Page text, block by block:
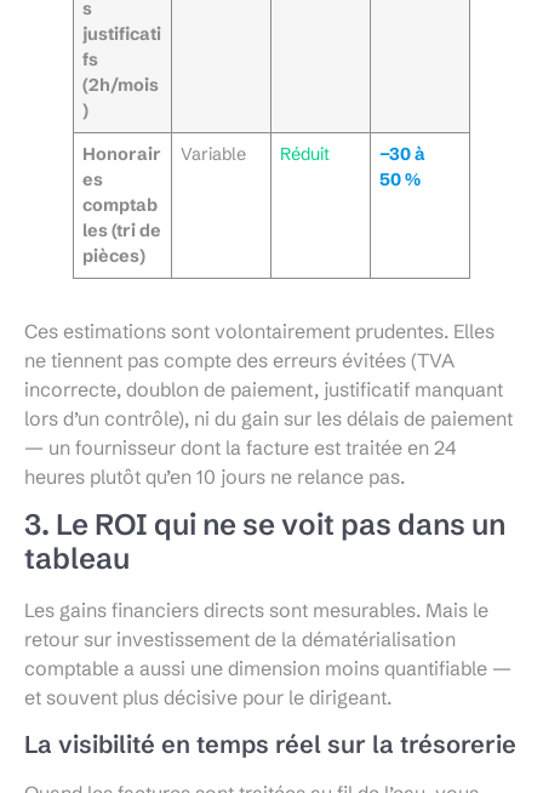
s
justificati
fs
(2h/mois
)
Honorair
es
comptab
les (tri de
pièces)
Variable Réduit
−30 à
50 %
Ces estimations sont volontairement prudentes. Elles
ne tiennent pas compte des erreurs évitées (TVA
incorrecte, doublon de paiement, justificatif manquant
lors d’un contrôle), ni du gain sur les délais de paiement
— un fournisseur dont la facture est traitée en 24
heures plutôt qu’en 10 jours ne relance pas.
3. Le ROI qui ne se voit pas dans un
tableau
Les gains financiers directs sont mesurables. Mais le
retour sur investissement de la dématérialisation
comptable a aussi une dimension moins quantifiable —
et souvent plus décisive pour le dirigeant.
La visibilité en temps réel sur la trésorerie